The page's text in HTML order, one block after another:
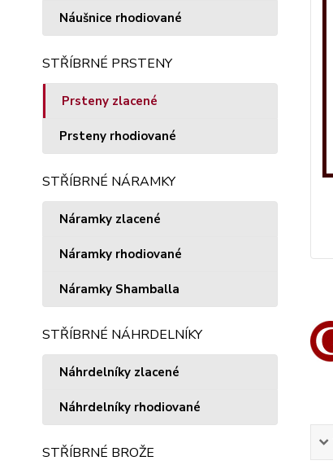
Náušnice rhodiované
STŘÍBRNÉ PRSTENY
Prsteny zlacené
Prsteny rhodiované
STŘÍBRNÉ NÁRAMKY
Náramky zlacené
Náramky rhodiované
Náramky Shamballa
STŘÍBRNÉ NÁHRDELNÍKY
Náhrdelníky zlacené
Náhrdelníky rhodiované
STŘÍBRNÉ BROŽE